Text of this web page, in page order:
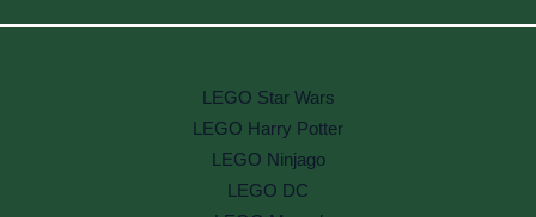
LEGO Star Wars
LEGO Harry Potter
LEGO Ninjago
LEGO DC